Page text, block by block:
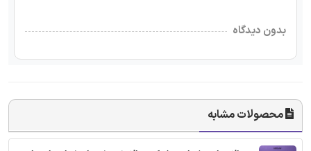
بدون دیدگاه
محصولات مشابه